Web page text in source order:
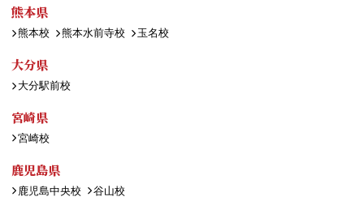
熊本県
熊本校 熊本水前寺校 玉名校
大分県
大分駅前校
宮崎県
宮崎校
鹿児島県
鹿児島中央校 谷山校